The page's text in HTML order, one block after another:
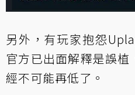
另外，有玩家抱怨
官方已出面解釋是誤
經不可能再低了。